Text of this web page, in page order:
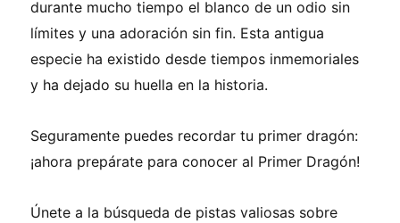
durante mucho tiempo el blanco de un odio sin
límites y una adoración sin fin. Esta antigua
especie ha existido desde tiempos inmemoriales
y ha dejado su huella en la historia.
Seguramente puedes recordar tu primer dragón:
¡ahora prepárate para conocer al Primer Dragón!
Únete a la búsqueda de pistas valiosas sobre